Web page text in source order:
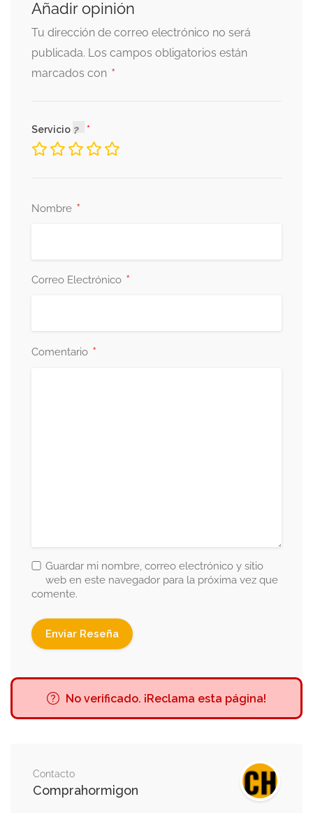
Añadir opinión
Tu dirección de correo electrónico no será
publicada. Los campos obligatorios están
marcados con *
Servicio
Nombre *
Correo Electrónico *
Comentario *
Guardar mi nombre, correo electrónico y sitio
web en este navegador para la próxima vez que
comente.
No verificado. ¡Reclama esta página!
Contacto
Comprahormigon